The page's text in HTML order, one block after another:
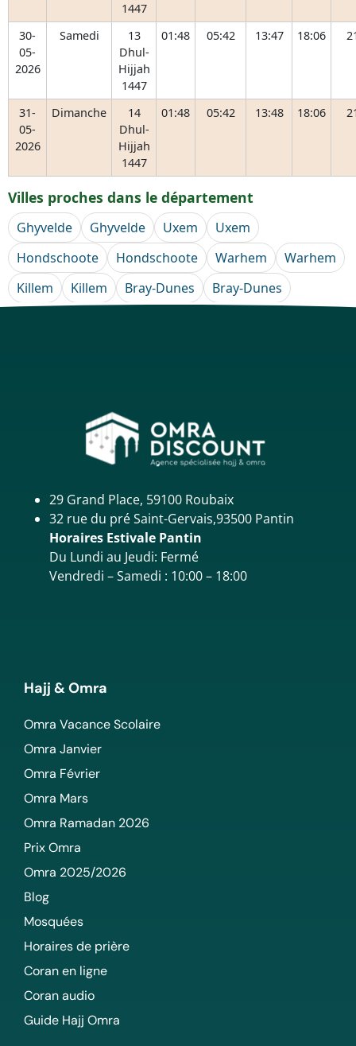
1447
30-
05-
2026
Samedi
13
Dhul-
Hijjah
1447
01:48 05:42 13:47 18:06
31-
05-
2026
Dimanche
14
Dhul-
Hijjah
1447
01:48 05:42 13:48 18:06
Villes proches dans le département
Ghyvelde Ghyvelde Uxem
Uxem
Hondschoote
Hondschoote Warhem
Warhem
Killem
Killem Bray-Dunes Bray-Dunes
29 Grand Place, 59100 Roubaix
32 rue du pré Saint-Gervais,93500 Pantin
Horaires Estivale Pantin
Du Lundi au Jeudi: Fermé
Vendredi – Samedi : 10:00 – 18:00
Hajj & Omra
Omra Vacance Scolaire
Omra Janvier
Omra Février
Omra Mars
Omra Ramadan 2026
Prix Omra
Omra 2025/2026
Blog
Mosquées
Horaires de prière
Coran en ligne
Coran audio
Guide Hajj Omra